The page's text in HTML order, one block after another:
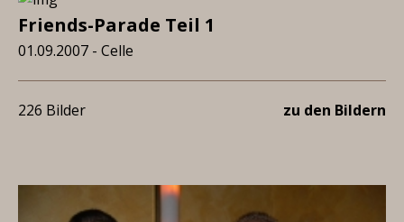
Friends-Parade Teil 1
01.09.2007 - Celle
226 Bilder zu den Bildern